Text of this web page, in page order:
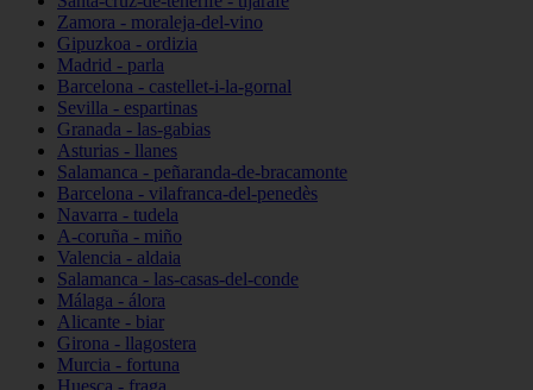
Zamora - moraleja-del-vino
Gipuzkoa - ordizia
Madrid - parla
Barcelona - castellet-i-la-gornal
Sevilla - espartinas
Granada - las-gabias
Asturias - llanes
Salamanca - peñaranda-de-bracamonte
Barcelona - vilafranca-del-penedès
Navarra - tudela
A-coruña - miño
Valencia - aldaia
Salamanca - las-casas-del-conde
Málaga - álora
Alicante - biar
Girona - llagostera
Murcia - fortuna
Huesca - fraga